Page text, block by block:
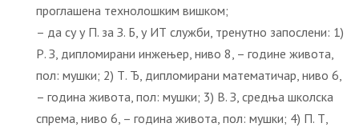
проглашена технолошким вишком;
– да су у П. за З. Б, у ИТ служби, тренутно запослени: 1)
Р. З, дипломирани инжењер, ниво 8, – године живота,
пол: мушки; 2) Т. Ђ, дипломирани математичар, ниво 6,
– година живота, пол: мушки; 3) В. З, средња школска
спрема, ниво 6, – година живота, пол: мушки; 4) П. Т,